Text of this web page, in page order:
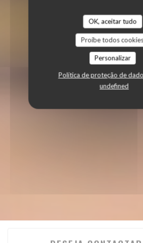
OK, aceitar tudo
Proíbe todos
Personalizar
Política de proteção de
undefined